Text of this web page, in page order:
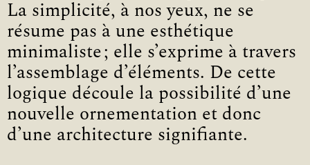
La simplicité, à nos yeux, ne se
résume pas à une esthétique
minimaliste ; elle s’exprime à travers
l’assemblage d’éléments. De cette
logique découle la possibilité d’une
nouvelle ornementation et donc
d’une architecture signifiante.